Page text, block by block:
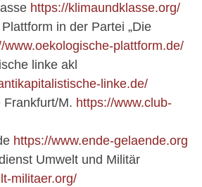
https://klimaundklasse.org/
in der Partei „Die
www.oekologische-plattform.de/
linke akl
linke.de/
Frankfurt/M. https://www.club-
https://www.ende-gelaende.org
Umwelt und Militär
militaer.org/